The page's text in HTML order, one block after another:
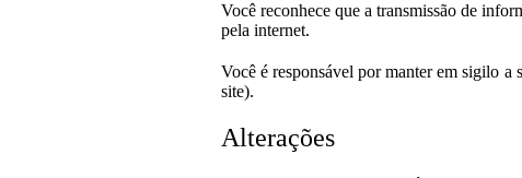
Você reconhece que a transmissão de
pela internet.
Você é responsável por manter em sigilo a
site).
Alterações